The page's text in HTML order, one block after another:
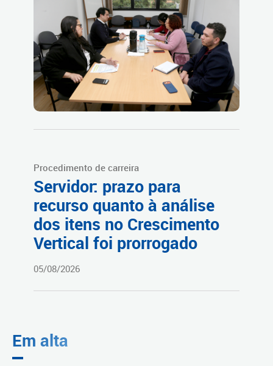
Procedimento de carreira
Servidor: prazo para
recurso quanto à análise
dos itens no Crescimento
Vertical foi prorrogado
05/08/2026
Em alta